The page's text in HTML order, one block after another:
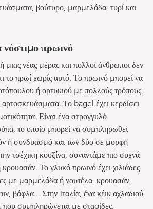
βούτυρο, μαρμελάδα, τυρί και
νόστιμο πρωινό
μιας νέας μέρας και πολλοί άνθρωποι δεν
το πρωί χωρίς αυτό. Το πρωινό μπορεί να
ή ορτυκιού με πολλούς τρόπους,
αρτοσκευάσματα. Το bagel έχει κερδίσει
Είναι ένα στρογγυλό
το οποίο μπορεί να συμπληρωθεί
ή συνδυασμό και των δύο σε μορφή
τσέχικη κουζίνα, συναντάμε πιο συχνά
Το γλυκό πρωινό έχει χιλιάδες
με μαρμελάδα ή νουτέλα, κρουασάν,
βάφλα... Στην Ιταλία, ένα κέικ αχλαδιού
που συμπληρώνεται με σταφίδες,